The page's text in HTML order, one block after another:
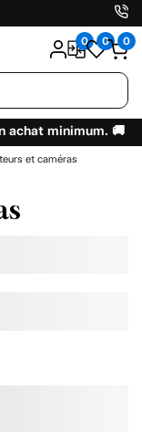
0 0 0
achat minimum. 🚚
et caméras